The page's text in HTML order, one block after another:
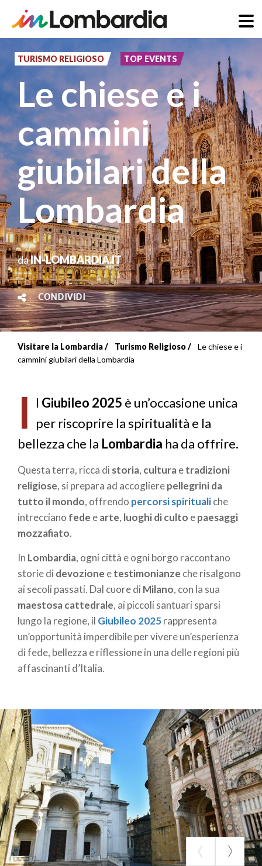
principale
TURISMO RELIGIOSO TOP EVENTS
Le chiese e i
cammini
giubilari della
Lombardia
daIN-LOMBARDIA.IT
CONDIVIDI
Briciole
pane
Visitare la Lombardia Turismo Religioso
Le chiese e i
cammini giubilari della Lombardia
I l Giubileo 2025 è un’occasione unica
per riscoprire la spiritualità e la
bellezza che la Lombardia ha da offrire.
Questa terra, ricca di storia, culturaetradizioni
religiose, si prepara ad accoglierepellegrini da
tutto il mondo, offrendo percorsi spiritualiche
intrecciano fede earte, luoghi di culto epaesaggi
mozzafiato.
In Lombardia, ogni città e ogni borgo raccontano
storie di devozione etestimonianze che risalgono
ai secoli passati. Dal cuore di Milano, con la sua
maestosa cattedrale, ai piccoli santuari sparsi
lungo la regione, il Giubileo 2025rappresenta
un’opportunità imperdibile per vivere un’esperienza
di fede, bellezza e riflessione in una delle regioni più
affascinanti d’Italia.